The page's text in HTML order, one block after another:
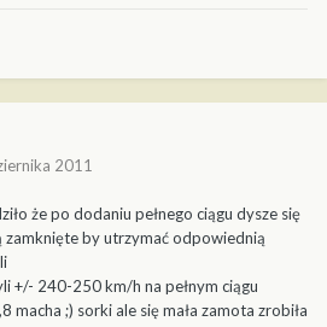
2011
że po dodaniu pełnego ciągu dysze się
zamknięte by utrzymać odpowiednią
+/- 240-250 km/h na pełnym ciągu
macha ;) sorki ale się mała zamota zrobiła